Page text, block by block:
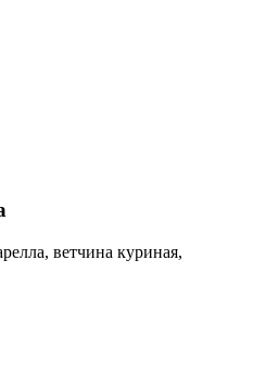
ветчина куриная,